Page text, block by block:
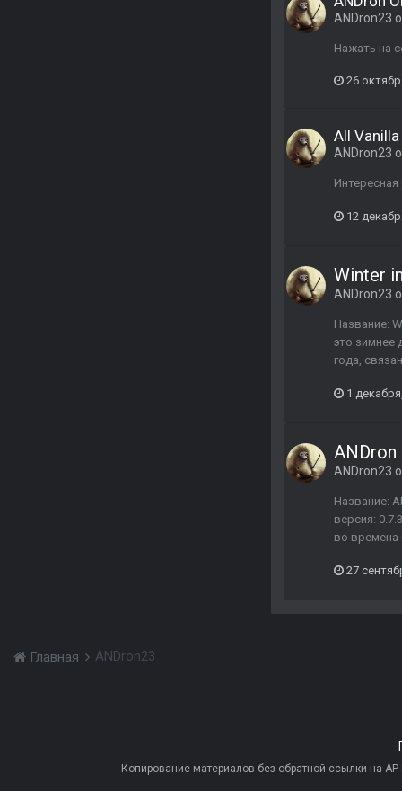
ANDron23
Нажать на
26
All
ANDron23
12
Winter
ANDron23
Название:
это зимнее
года,
1
ANDron
ANDron23
Название:
версия:
во времена
27
Главная ANDron23
Копирование материалов без обратной ссылки на